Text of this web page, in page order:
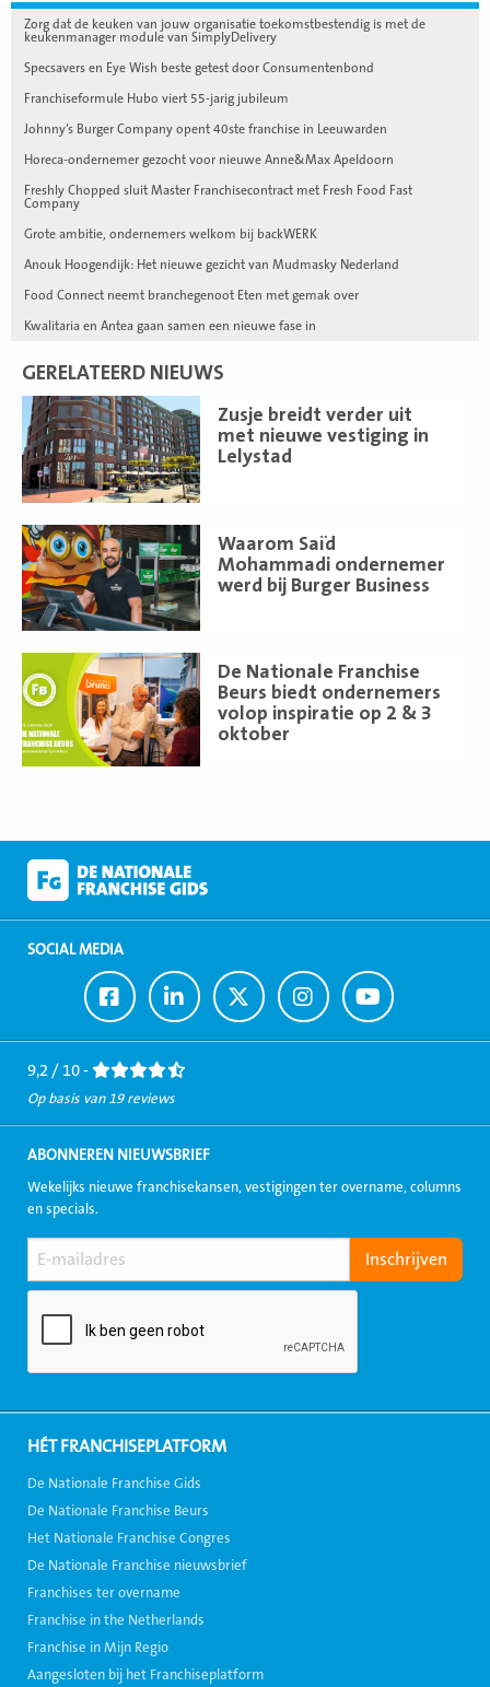
Zorg dat de keuken van jouw organisatie toekomstbestendig is met de
keukenmanager module van SimplyDelivery
Specsavers en Eye Wish beste getest door Consumentenbond
Franchiseformule Hubo viert 55-jarig jubileum
Johnny’s Burger Company opent 40ste franchise in Leeuwarden
Horeca-ondernemer gezocht voor nieuwe Anne&Max Apeldoorn
Freshly Chopped sluit Master Franchisecontract met Fresh Food Fast
Company
Grote ambitie, ondernemers welkom bij backWERK
Anouk Hoogendijk: Het nieuwe gezicht van Mudmasky Nederland
Food Connect neemt branchegenoot Eten met gemak over
Kwalitaria en Antea gaan samen een nieuwe fase in
GERELATEERD NIEUWS
Zusje breidt verder uit
met nieuwe vestiging in
Lelystad
Lees
meer
Waarom Saïd
Mohammadi ondernemer
werd bij Burger Business
Lees
meer
De Nationale Franchise
Beurs biedt ondernemers
volop inspiratie op 2 & 3
oktober
meer
SOCIAL MEDIA
Ga
naar
Facebook
Ga
naar
LinkedIn
Ga
naar
Twitter
Ga
naar
Instagram
Ga
naar
Youtube
9,2 / 10 -
Op basis van 19 reviews
ABONNEREN NIEUWSBRIEF
Wekelijks nieuwe franchisekansen, vestigingen ter overname, columns
en specials.
HÉT FRANCHISEPLATFORM
De Nationale Franchise Gids
De Nationale Franchise Beurs
Het Nationale Franchise Congres
De Nationale Franchise nieuwsbrief
Franchises ter overname
Franchise in the Netherlands
Franchise in Mijn Regio
Aangesloten bij het Franchiseplatform